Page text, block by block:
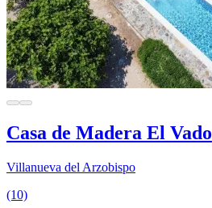
Casa de Madera El Vado
Villanueva del Arzobispo
(10)